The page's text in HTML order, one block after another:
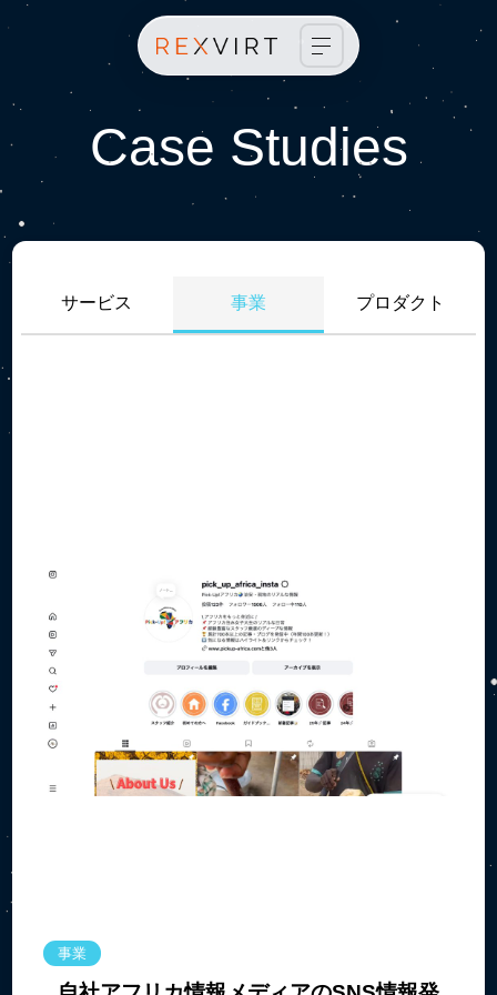
ホーム
ビジョン
会社概要
事業紹介
事例紹介
採用情報
Case Studies
サービス 事業 プロダクト
事業